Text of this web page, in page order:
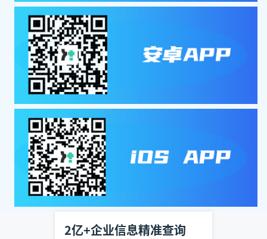
2亿+企业信息精准查询